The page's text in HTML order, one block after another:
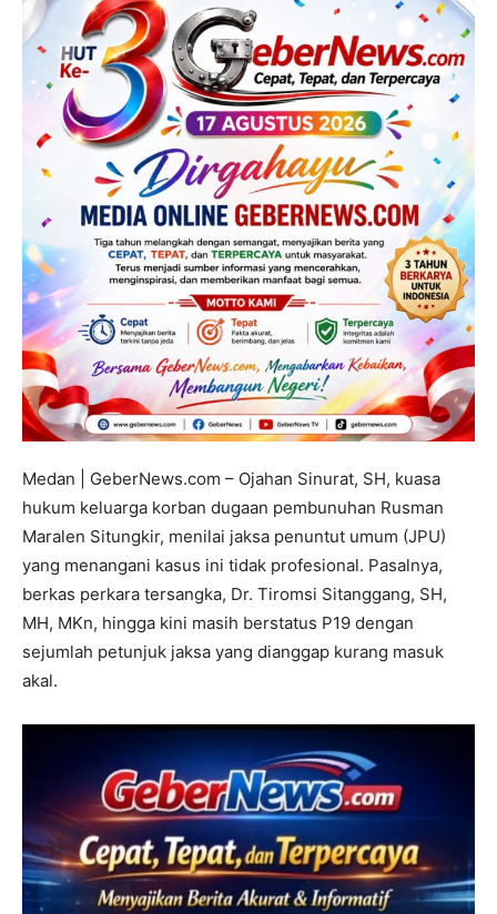
Medan | GeberNews.com – Ojahan Sinurat, SH, kuasa
hukum keluarga korban dugaan pembunuhan Rusman
Maralen Situngkir, menilai jaksa penuntut umum (JPU)
yang menangani kasus ini tidak profesional. Pasalnya,
berkas perkara tersangka, Dr. Tiromsi Sitanggang, SH,
MH, MKn, hingga kini masih berstatus P19 dengan
sejumlah petunjuk jaksa yang dianggap kurang masuk
akal.